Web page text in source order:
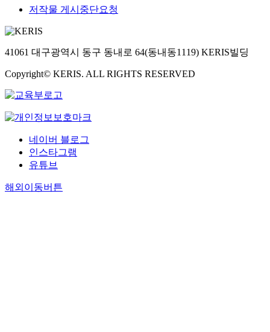
저작물 게시중단요청
41061 대구광역시 동구 동내로 64(동내동1119) KERIS빌딩
Copyright© KERIS. ALL RIGHTS RESERVED
네이버 블로그
인스타그램
유튜브
해외이동버튼